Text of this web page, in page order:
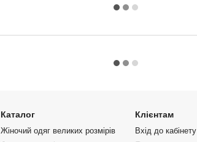
Каталог
Жіночий одяг великих розмірів
Клієнтам
Вхід до кабінету